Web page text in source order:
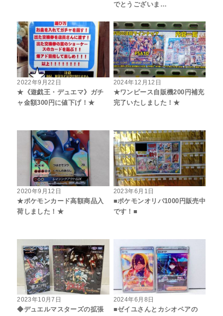
でとうございま…
2022年9月22日
★《遊戯王・デュエマ》ガチ
ャ金額300円に値下げ！★
2024年12月12日
★ワンピース自販機200円補充
完了いたしました！★
2020年9月12日
★ポケモンカード高額商品入
荷しました！★
2023年6月1日
■ポケモンオリパ1000円販売中
です！■
2023年10月7日
◆デュエルマスターズの拡張
2024年6月8日
■ゼイユさんとカシオペアの